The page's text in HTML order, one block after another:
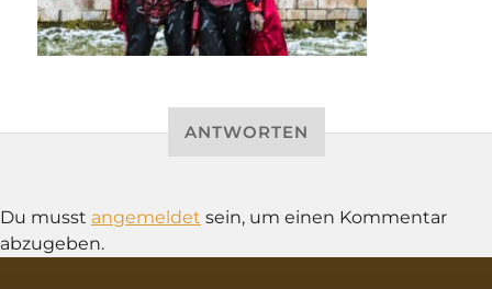
ANTWORTEN
Du musst angemeldet sein, um einen Kommentar
abzugeben.